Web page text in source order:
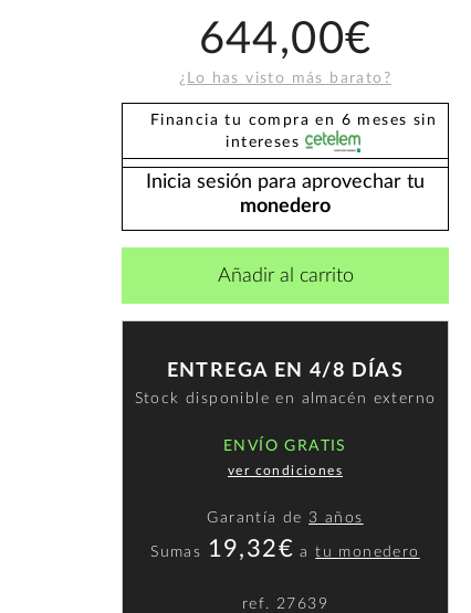
644,00€
¿Lo has visto más barato?
Financia tu compra en 6 meses sin
intereses
Inicia sesión para aprovechar tu
monedero
Añadir al carrito
ENTREGA EN 4/8 DÍAS
Stock disponible en almacén externo
ENVÍO GRATIS
ver condiciones
Garantía de 3 años
Sumas 19,32€ atu monedero
ref. 27639